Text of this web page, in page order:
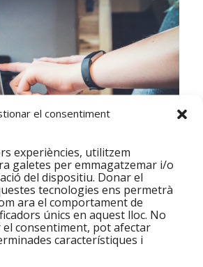
el consentiment
experiències, utilitzem
galetes per emmagatzemar i/o
del dispositiu. Donar el
tecnologies ens permetrà
ara el comportament de
únics en aquest lloc. No
consentiment, pot afectar
característiques i
gràcies al voluntariat,
humil (i totalment
a aquesta demanda de
però en l’actual situació de
19 ja no podem fer-hi front. Ni